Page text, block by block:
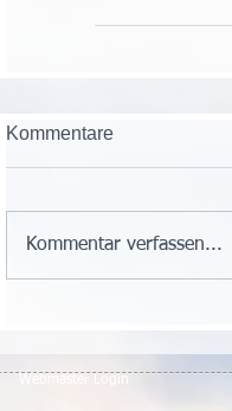
Kommentare
Kommentar verfassen...